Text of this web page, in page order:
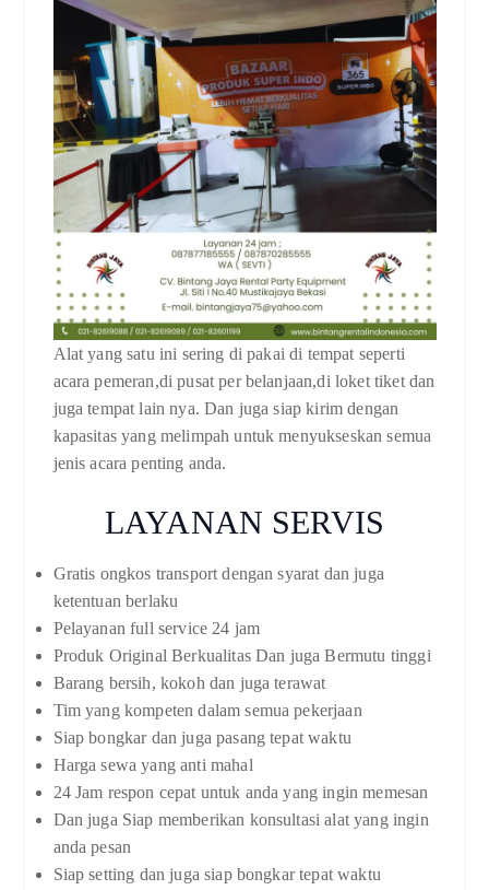
Alat yang satu ini sering di pakai di tempat seperti
acara pemeran,di pusat per belanjaan,di loket tiket dan
juga tempat lain nya. Dan juga siap kirim dengan
kapasitas yang melimpah untuk menyukseskan semua
jenis acara penting anda.
LAYANAN SERVIS
Gratis ongkos transport dengan syarat dan juga
ketentuan berlaku
Pelayanan full service 24 jam
Produk Original Berkualitas Dan juga Bermutu tinggi
Barang bersih, kokoh dan juga terawat
Tim yang kompeten dalam semua pekerjaan
Siap bongkar dan juga pasang tepat waktu
Harga sewa yang anti mahal
24 Jam respon cepat untuk anda yang ingin memesan
Dan juga Siap memberikan konsultasi alat yang ingin
anda pesan
Siap setting dan juga siap bongkar tepat waktu